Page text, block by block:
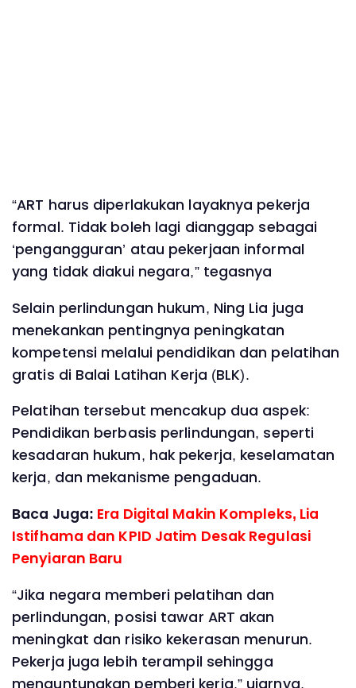
“ART harus diperlakukan layaknya pekerja
formal. Tidak boleh lagi dianggap sebagai
‘pengangguran’ atau pekerjaan informal
yang tidak diakui negara,” tegasnya
Selain perlindungan hukum, Ning Lia juga
menekankan pentingnya peningkatan
kompetensi melalui pendidikan dan pelatihan
gratis di Balai Latihan Kerja (BLK).
Pelatihan tersebut mencakup dua aspek:
Pendidikan berbasis perlindungan, seperti
kesadaran hukum, hak pekerja, keselamatan
kerja, dan mekanisme pengaduan.
Baca Juga: Era Digital Makin Kompleks, Lia
Istifhama dan KPID Jatim Desak Regulasi
Penyiaran Baru
“Jika negara memberi pelatihan dan
perlindungan, posisi tawar ART akan
meningkat dan risiko kekerasan menurun.
Pekerja juga lebih terampil sehingga
menguntungkan pemberi kerja,” ujarnya.